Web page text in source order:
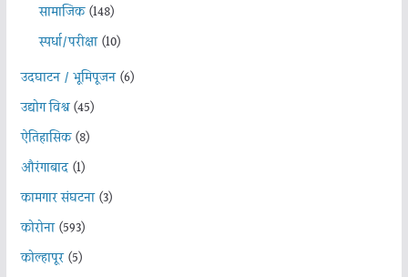
सामाजिक(148)
स्पर्धा/परीक्षा(10)
उदघाटन / भूमिपूजन(6)
उद्योग विश्व(45)
ऐतिहासिक(8)
औरंगाबाद(1)
कामगार संघटना(3)
कोरोना(593)
कोल्हापूर(5)